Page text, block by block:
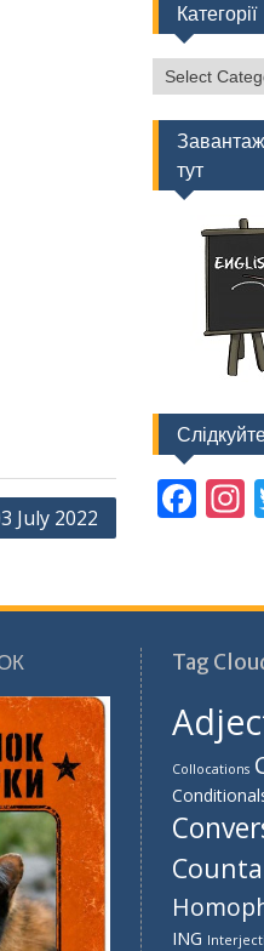
July 2022
Категорії
Категорії
тут
F
b
o
o
k
a
Tag
Collocations
ING